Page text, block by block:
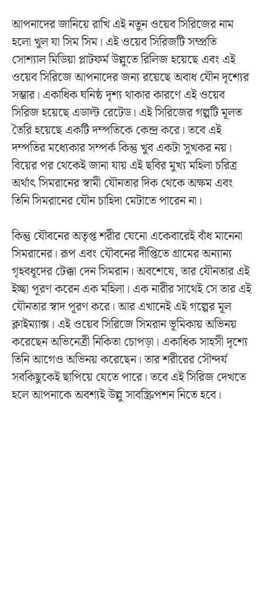
আপনাদের জানিয়ে রাখি এই নতুন ওয়েব সিরিজের নাম
হলো খুল যা সিম সিম। এই ওয়েব সিরিজটি সম্প্রতি
সোশ্যাল মিডিয়া প্লাটফর্ম উল্লুতে রিলিজ হয়েছে এবং এই
ওয়েব সিরিজে আপনাদের জন্য রয়েছে অবাধ যৌন দৃশ্যের
সম্ভার। একাধিক ঘনিষ্ঠ দৃশ্য থাকার কারণে এই ওয়েব
সিরিজ হয়েছে এডাল্ট রেটেড। এই সিরিজের গল্পটি মূলত
তৈরি হয়েছে একটি দম্পতিকে কেন্দ্র করে। তবে এই
দম্পতির মধ্যেকার সম্পর্ক কিন্তু খুব একটা সুখকর নয়।
বিয়ের পর থেকেই জানা যায় এই ছবির মুখ্য মহিলা চরিত্র
অর্থাৎ সিমরানের স্বামী যৌনতার দিক থেকে অক্ষম এবং
তিনি সিমরানের যৌন চাহিদা মেটাতে পারেন না।
কিন্তু যৌবনের অতৃপ্ত শরীর যেনো একেবারেই বাঁধ মানেনা
সিমরানের। রূপ এবং যৌবনের দীপ্তিতে গ্রামের অন্যান্য
গৃহবধূদের টেক্কা দেন সিমরান। অবশেষে, তার যৌনতার এই
ইচ্ছা পূরণ করেন এক মহিলা। এক নারীর সাথেই সে তার এই
যৌনতার স্বাদ পূরণ করে। আর এখানেই এই গল্পের মূল
ক্লাইম্যাক্স। এই ওয়েব সিরিজে সিমরান ভূমিকায় অভিনয়
করেছেন অভিনেত্রী নিকিতা চোপড়া। একাধিক সাহসী দৃশ্যে
তিনি আগেও অভিনয় করেছেন। তার শরীরের সৌন্দর্য
সবকিছুকেই ছাপিয়ে যেতে পারে। তবে এই সিরিজ দেখতে
হলে আপনাকে অবশ্যই উল্লু সাবস্ক্রিপশন নিতে হবে।